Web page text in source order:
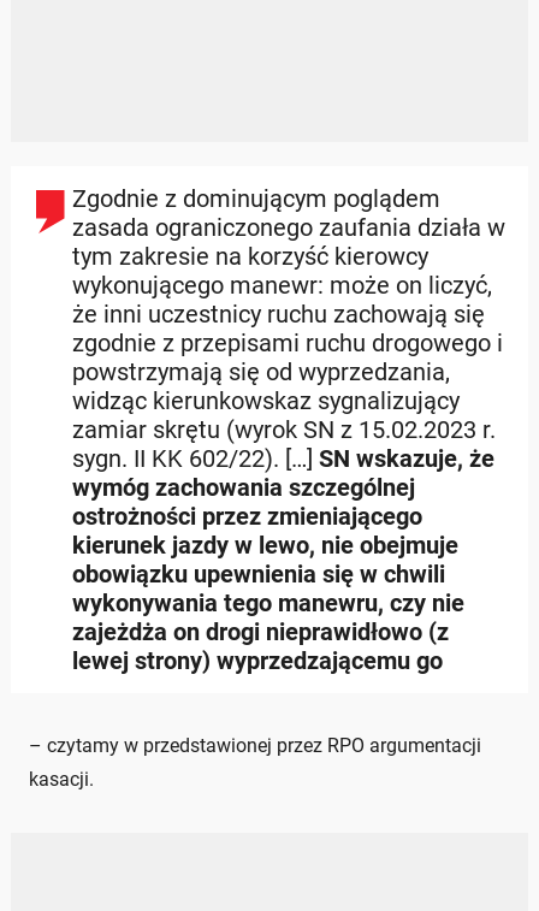
Zgodnie z dominującym poglądem
zasada ograniczonego zaufania działa w
tym zakresie na korzyść kierowcy
wykonującego manewr: może on liczyć,
że inni uczestnicy ruchu zachowają się
zgodnie z przepisami ruchu drogowego i
powstrzymają się od wyprzedzania,
widząc kierunkowskaz sygnalizujący
zamiar skrętu (wyrok SN z 15.02.2023 r.
sygn. II KK 602/22). […] SN wskazuje, że
wymóg zachowania szczególnej
ostrożności przez zmieniającego
kierunek jazdy w lewo, nie obejmuje
obowiązku upewnienia się w chwili
wykonywania tego manewru, czy nie
zajeżdża on drogi nieprawidłowo (z
lewej strony) wyprzedzającemu go
– czytamy w przedstawionej przez RPO argumentacji
kasacji.